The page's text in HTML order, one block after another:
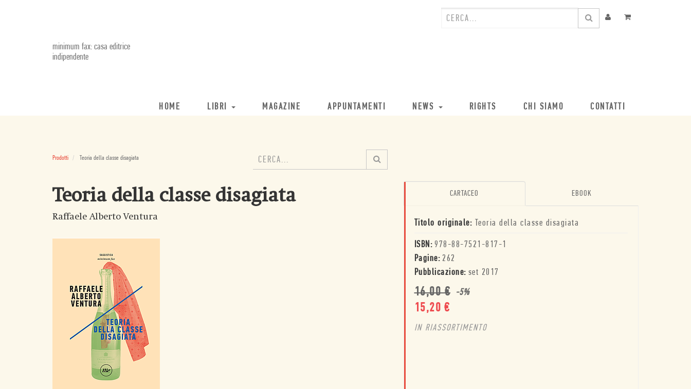
minimum fax: casa editrice
indipendente
HOME LIBRI MAGAZINE APPUNTAMENTI NEWS RIGHTS CHI SIAMO CONTATTI
Prodotti Teoria della classe disagiata
Teoria della classe disagiata
Raffaele Alberto Ventura
CARTACEO EBOOK
Titolo originale: Teoria della classe disagiata
ISBN: 978-88-7521-817-1
Pagine: 262
Pubblicazione: set 2017
16,00€ -5%
15,20 €
IN RIASSORTIMENTO